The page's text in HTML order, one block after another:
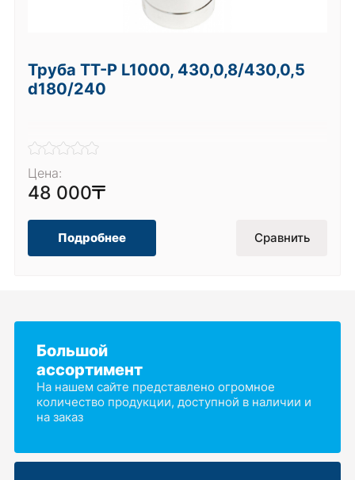
Труба ТТ-Р L1000, 430,0,8/430,0,5
d180/240
Цена:
48 000
Подробнее Сравнить
Большой
ассортимент
На нашем сайте представлено огромное
количество продукции, доступной в наличии и
на заказ